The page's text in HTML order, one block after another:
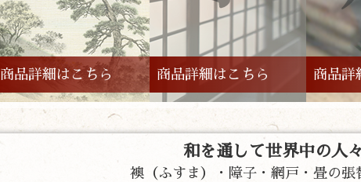
商品詳細はこちら 商品詳細はこちら 商品詳
和を通して世界中の人
襖（ふすま）・障子・網戸・畳の張